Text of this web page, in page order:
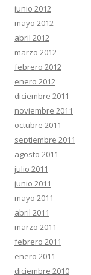
junio 2012
mayo 2012
abril 2012
marzo 2012
febrero 2012
enero 2012
diciembre 2011
noviembre 2011
octubre 2011
septiembre 2011
agosto 2011
julio 2011
junio 2011
mayo 2011
abril 2011
marzo 2011
febrero 2011
enero 2011
diciembre 2010